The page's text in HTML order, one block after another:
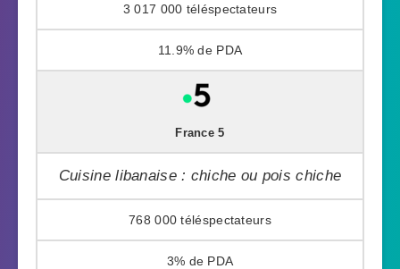
3 017 000
11.9%
France 5
Cuisine libanaise : chiche ou pois chiche
768 000
3%